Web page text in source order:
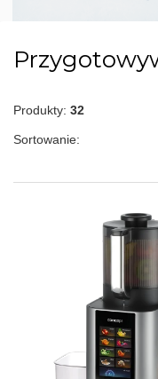
Produkty: 32
Sortowanie: